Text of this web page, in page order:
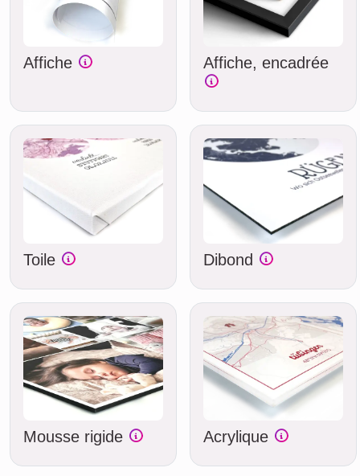
Affiche Affiche, encadrée
Toile Dibond
Mousse rigide Acrylique